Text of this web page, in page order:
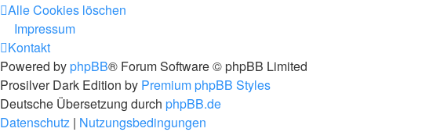
Alle Cookies löschen
Impressum
Kontakt
Powered byphpBB® Forum Software © phpBB Limited
Prosilver Dark Edition by Premium phpBB Styles
Deutsche Übersetzung durch phpBB.de
Datenschutz | Nutzungsbedingungen